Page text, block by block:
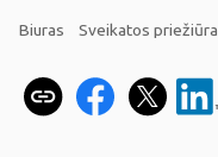
Biuras Sveikatos priežiūra